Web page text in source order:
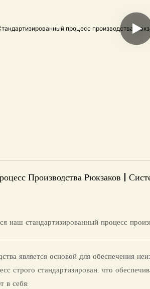
Производства Рюкзаков |
наш стандартизированный процесс
является основой для обеспечения
строго стандартизирован, что
в себя: